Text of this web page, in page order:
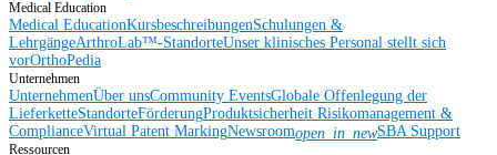
Medical Education
Medical EducationKursbeschreibungenSchulungen &
LehrgängeArthroLab™-StandorteUnser klinisches Personal stellt sich
vorOrthoPedia
Unternehmen
UnternehmenÜber unsCommunity EventsGlobale Offenlegung der
LieferketteStandorteFörderungProduktsicherheit Risikomanagement &
ComplianceVirtual Patent MarkingNewsroomopen_in_newSBA Support
Ressourcen